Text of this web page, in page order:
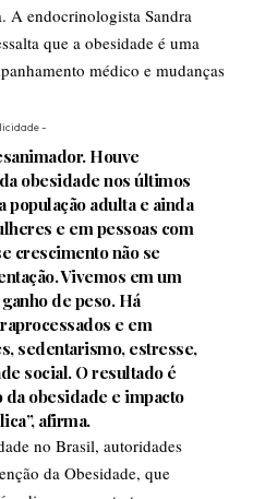
A endocrinologista Sandra
que a obesidade é uma
médico e mudanças
-
Houve
obesidade nos últimos
população adulta e ainda
e em pessoas com
crescimento não se
Vivemos em um
de peso. Há
e em
sedentarismo, estresse,
social. O resultado é
obesidade e impacto
afirma.
no Brasil, autoridades
da Obesidade, que